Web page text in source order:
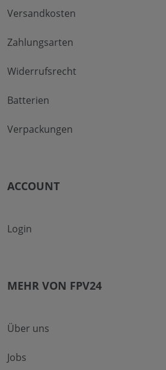
Versandkosten
Zahlungsarten
Widerrufsrecht
Batterien
Verpackungen
ACCOUNT
Login
MEHR VON FPV24
Über uns
Jobs